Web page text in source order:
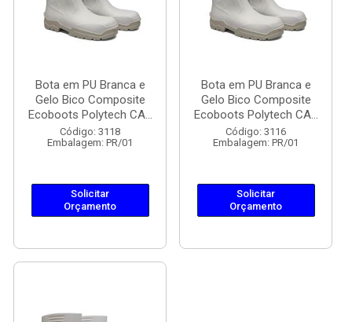
Bota em PU Branca e
Gelo Bico Composite
Ecoboots Polytech CA...
Código: 3118
Embalagem: PR/01
Solicitar
Orçamento
Bota em PU Branca e
Gelo Bico Composite
Ecoboots Polytech CA...
Código: 3116
Embalagem: PR/01
Solicitar
Orçamento